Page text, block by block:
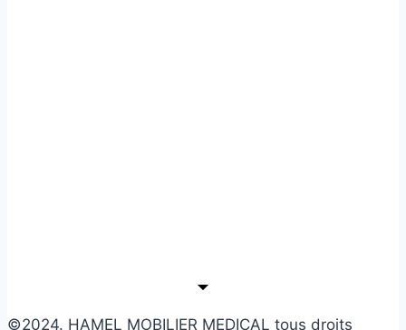
©2024. HAMEL MOBILIER MEDICAL tous droits